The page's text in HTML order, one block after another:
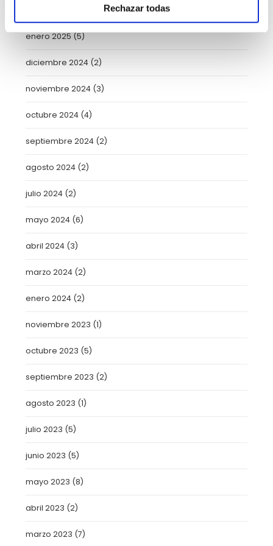
Rechazar todas
enero 2025 (5)
diciembre 2024 (2)
noviembre 2024 (3)
octubre 2024 (4)
septiembre 2024 (2)
agosto 2024 (2)
julio 2024 (2)
mayo 2024 (6)
abril 2024 (3)
marzo 2024 (2)
enero 2024 (2)
noviembre 2023 (1)
octubre 2023 (5)
septiembre 2023 (2)
agosto 2023 (1)
julio 2023 (5)
junio 2023 (5)
mayo 2023 (8)
abril 2023 (2)
marzo 2023 (7)